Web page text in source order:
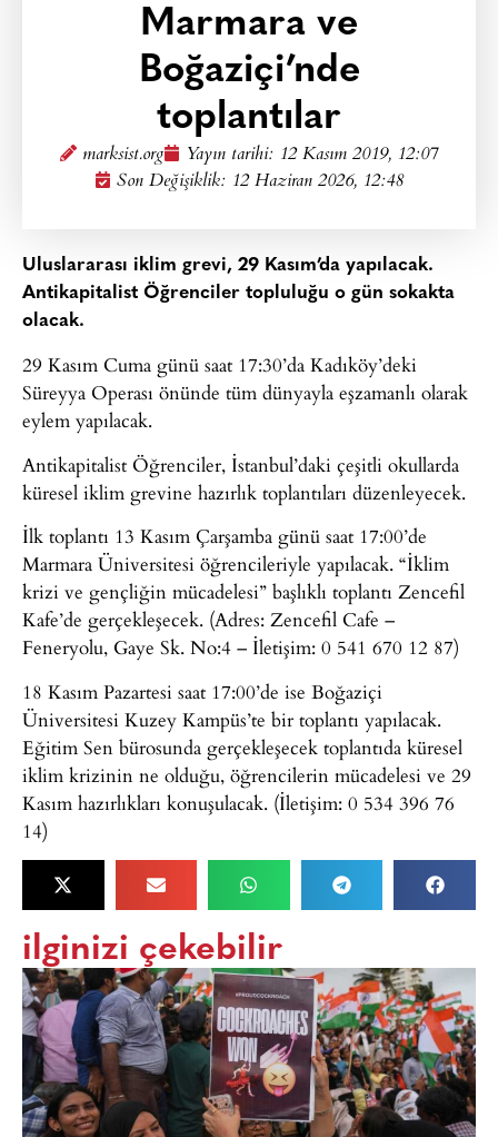
Marmara ve
Boğaziçi’nde
toplantılar
marksist.org Yayın tarihi: 12 Kasım 2019, 12:07
Son Değişiklik: 12 Haziran 2026, 12:48
Uluslararası iklim grevi, 29 Kasım’da yapılacak.
Antikapitalist Öğrenciler topluluğu o gün sokakta
olacak.
29 Kasım Cuma günü saat 17:30’da Kadıköy’deki
Süreyya Operası önünde tüm dünyayla eşzamanlı olarak
eylem yapılacak.
Antikapitalist Öğrenciler, İstanbul’daki çeşitli okullarda
küresel iklim grevine hazırlık toplantıları düzenleyecek.
İlk toplantı 13 Kasım Çarşamba günü saat 17:00’de
Marmara Üniversitesi öğrencileriyle yapılacak. “İklim
krizi ve gençliğin mücadelesi” başlıklı toplantı Zencefil
Kafe’de gerçekleşecek. (Adres: Zencefil Cafe –
Feneryolu, Gaye Sk. No:4 – İletişim: 0 541 670 12 87)
18 Kasım Pazartesi saat 17:00’de ise Boğaziçi
Üniversitesi Kuzey Kampüs’te bir toplantı yapılacak.
Eğitim Sen bürosunda gerçekleşecek toplantıda küresel
iklim krizinin ne olduğu, öğrencilerin mücadelesi ve 29
Kasım hazırlıkları konuşulacak. (İletişim: 0 534 396 76
14)
ilginizi çekebilir